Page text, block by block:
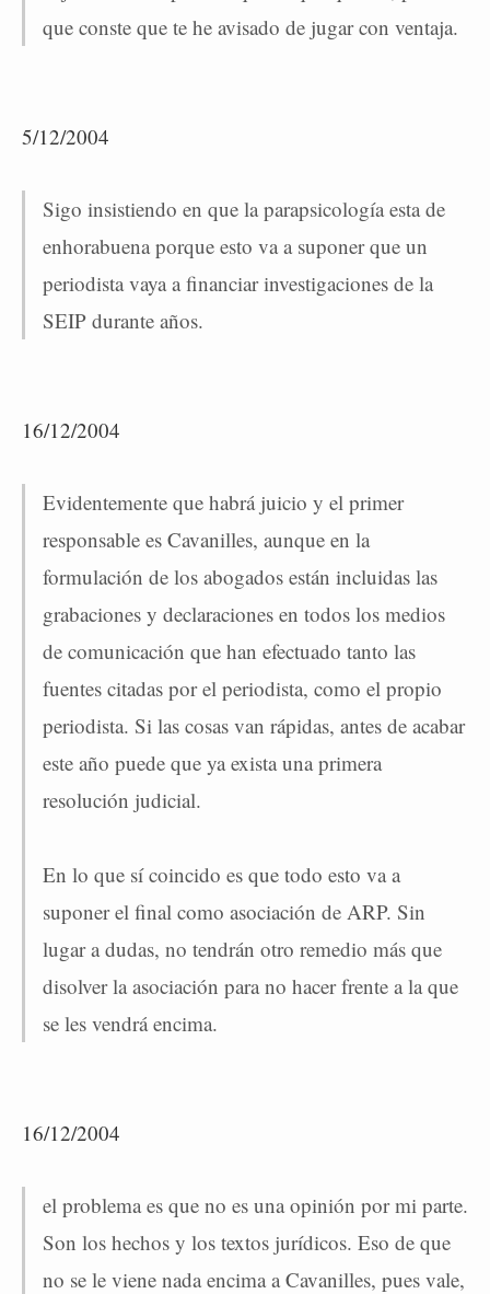
que conste que te he avisado de jugar con ventaja.
5/12/2004
Sigo insistiendo en que la parapsicología esta de
enhorabuena porque esto va a suponer que un
periodista vaya a financiar investigaciones de la
SEIP durante años.
16/12/2004
Evidentemente que habrá juicio y el primer
responsable es Cavanilles, aunque en la
formulación de los abogados están incluidas las
grabaciones y declaraciones en todos los medios
de comunicación que han efectuado tanto las
fuentes citadas por el periodista, como el propio
periodista. Si las cosas van rápidas, antes de acabar
este año puede que ya exista una primera
resolución judicial.
En lo que sí coincido es que todo esto va a
suponer el final como asociación de ARP. Sin
lugar a dudas, no tendrán otro remedio más que
disolver la asociación para no hacer frente a la que
se les vendrá encima.
16/12/2004
el problema es que no es una opinión por mi parte.
Son los hechos y los textos jurídicos. Eso de que
no se le viene nada encima a Cavanilles, pues vale,